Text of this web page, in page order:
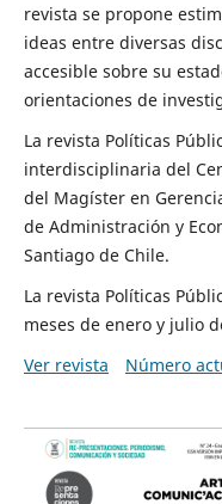
revista se propone
ideas entre diversas
accesible sobre su
orientaciones de
La revista Políticas
interdisciplinaria del
del Magíster en
de Administración y
Santiago de Chile.
La revista Políticas
meses de enero y julio
Ver revista
Número